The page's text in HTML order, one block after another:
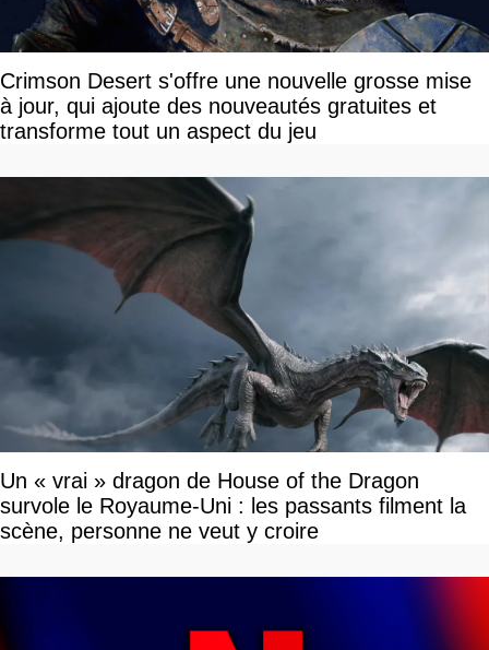
Crimson Desert s'offre une nouvelle grosse mise
à jour, qui ajoute des nouveautés gratuites et
transforme tout un aspect du jeu
Un « vrai » dragon de House of the Dragon
survole le Royaume-Uni : les passants filment la
scène, personne ne veut y croire